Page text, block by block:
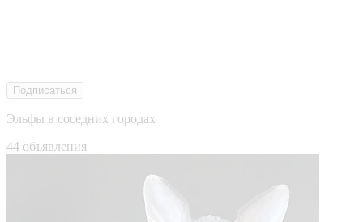
Подписаться
Эльфы в соседних городах
44 объявления